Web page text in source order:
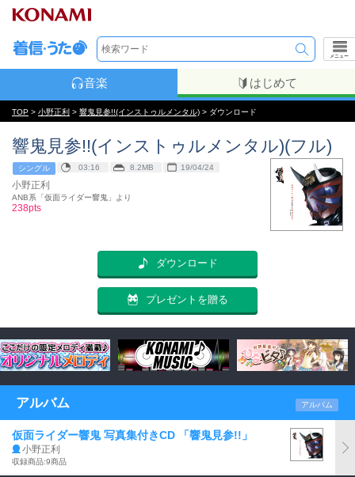
メニュー
音楽 はじめて
TOP > 小野正利 > 響鬼見参!!(インストゥルメンタル) > ダウンロード
響鬼見参!!(インストゥルメンタル)(フル)
シングル 03:16 8.2MB 19/04/24
小野正利
ANB系「仮面ライダー響鬼」より
238pts
ダウンロード
プレゼントを贈る
アルバム アルバム
仮面ライダー響鬼 写真集付きCD 「響鬼見参!!」
小野正利
収録商品:9商品